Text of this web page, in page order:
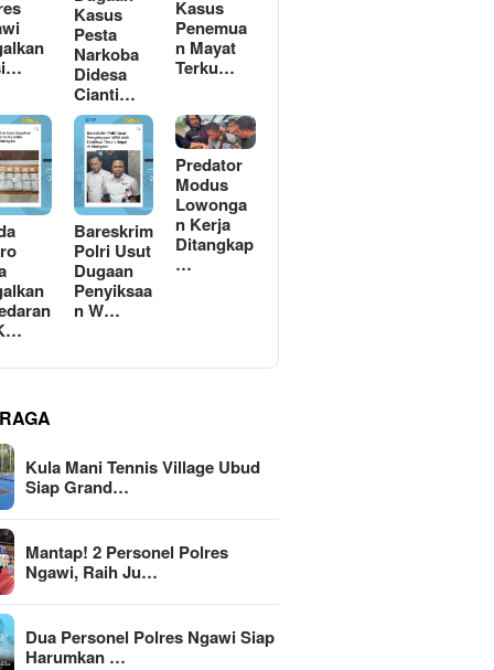
Kasus
Pesta
Narkoba
Didesa
Cianti…
Kasus
Penemua
n Mayat
Terku…
Bareskrim
Polri Usut
Dugaan
Penyiksaa
n W…
Predator
Modus
Lowonga
n Kerja
Ditangkap
…
Kula Mani Tennis Village Ubud
Siap Grand…
Mantap! 2 Personel Polres
Ngawi, Raih Ju…
Dua Personel Polres Ngawi Siap
Harumkan …